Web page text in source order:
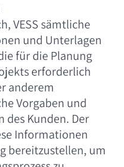
VESS sämtliche
und Unterlagen
für die Planung
erforderlich
anderem
Vorgaben und
des Kunden. Der
Informationen
bereitzustellen, um